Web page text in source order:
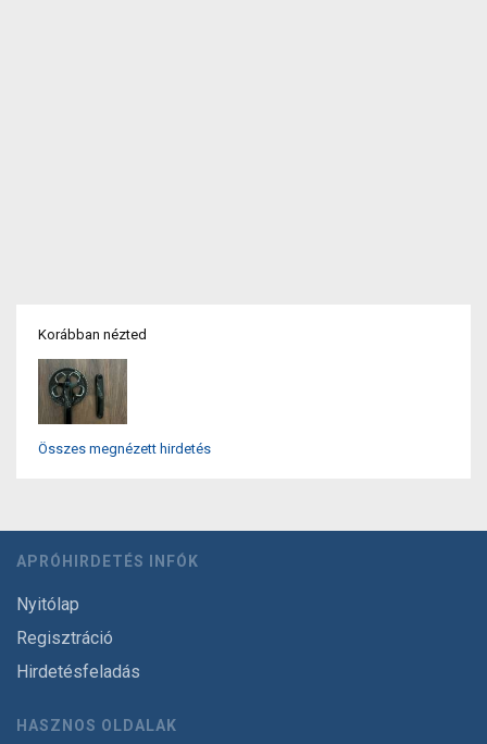
Korábban nézted
Összes megnézett hirdetés
APRÓHIRDETÉS INFÓK
Nyitólap
Regisztráció
Hirdetésfeladás
HASZNOS OLDALAK